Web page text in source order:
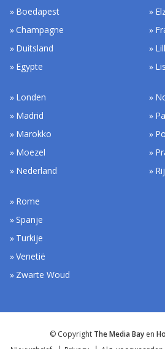
Boedapest
Champagne
Duitsland
Egypte
Londen
Madrid
Marokko
Moezel
Nederland
Rome
Spanje
Turkije
Venetië
Zwarte Woud
© Copyright The Media Bay en